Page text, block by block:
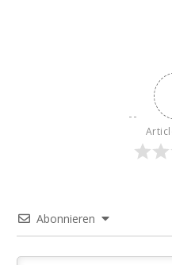
Abonnieren